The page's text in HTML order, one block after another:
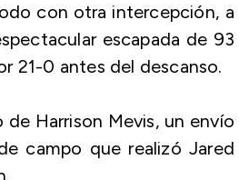
con otra intercepción, a
escapada de 93
21-0 antes del descanso.
Harrison Mevis, un envío
campo que realizó Jared